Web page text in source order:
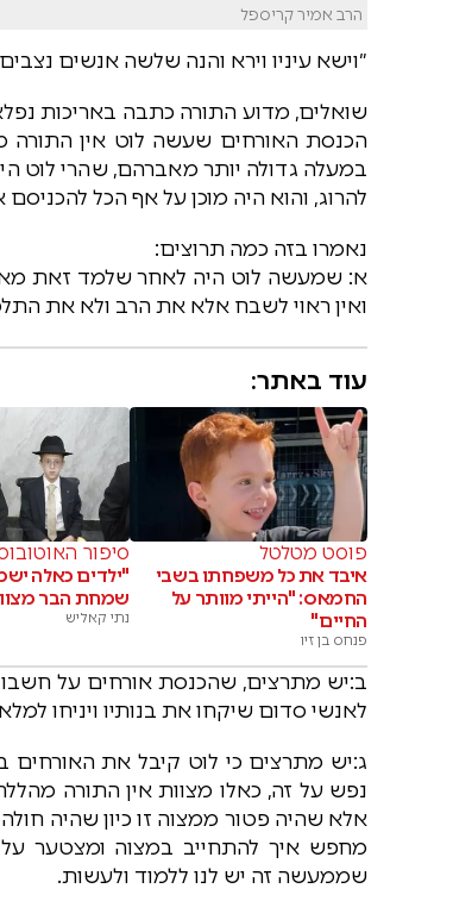
הרב אמיר קריספל
״וישא עיניו וירא והנה שלשה אנשים
שואלים, מדוע התורה כתבה באריכות
הכנסת האורחים שעשה לוט אין התורה
במעלה גדולה יותר מאברהם, שהרי לוט
להרוג, והוא היה מוכן על אף הכל להכניסם
נאמרו בזה כמה תרוצים:
א: שמעשה לוט היה לאחר שלמד זאת
ואין ראוי לשבח אלא את הרב ולא את
עוד באתר:
פוסט מטלטל
איבד את כל משפחתו בשבי
החמאס: "הייתי מוותר על
החיים"
פנחס בן זיו
סיפור
"ילדים כאלה
שמחת הבר
נתי קאליש
ב:יש מתרצים, שהכנסת אורחים על
לאנשי סדום שיקחו את בנותיו ויניחו
ג:יש מתרצים כי לוט קיבל את האורחים
נפש על זה, כאלו מצוות אין התורה
אלא שהיה פטור ממצוה זו כיון שהיה
מחפש איך להתחייב במצוה ומצטער
שממעשה זה יש לנו ללמוד ולעשות.